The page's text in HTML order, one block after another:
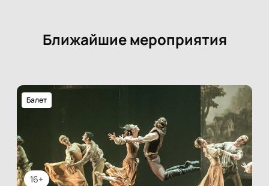
Ближайшие мероприятия
16+
Балет